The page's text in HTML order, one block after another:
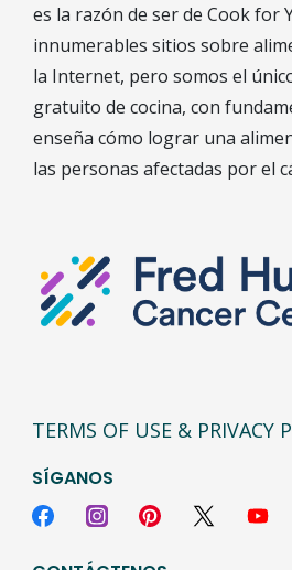
es la razón de ser de Cook for
innumerables sitios sobre
la Internet, pero somos el
gratuito de cocina, con
enseña cómo lograr una
las personas afectadas por el
TERMS OF USE & PRIVACY
SÍGANOS